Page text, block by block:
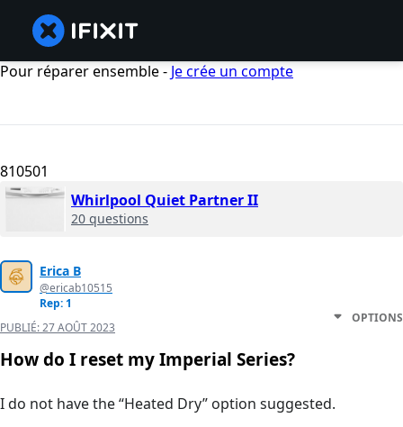
Pour réparer ensemble - Je crée un compte
810501
Whirlpool Quiet Partner II
20 questions
Erica B
@ericab10515
Rep: 1
PUBLIÉ:27 AOÛT 2023
OPTIONS
How do I reset my Imperial Series?
I do not have the “Heated Dry” option suggested.